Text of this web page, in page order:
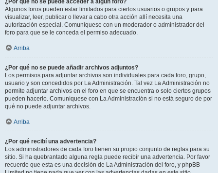
¿Por qué no se puede acceder a algún foro?
Algunos foros pueden estar limitados para ciertos usuarios o grupos y para
visualizar, leer, publicar o llevar a cabo otra acción allí necesita una
autorización especial. Comuníquese con un moderador o administrador del
foro para que se le conceda el permiso adecuado.
Arriba
¿Por qué no se puede añadir archivos adjuntos?
Los permisos para adjuntar archivos son individuales para cada foro, grupo,
usuario y son concedidos por La Administración. Tal vez La Administración no
permite adjuntar archivos en el foro en que se encuentra o solo ciertos grupos
pueden hacerlo. Comuníquese con La Administración si no está seguro de por
qué no puede adjuntar archivos.
Arriba
¿Por qué recibí una advertencia?
Los administradores de cada foro tienen su propio conjunto de reglas para su
sitio. Si ha quebrantado alguna regla puede recibir una advertencia. Por favor
recuerde que esta es una decisión de La Administración del foro, y phpBB